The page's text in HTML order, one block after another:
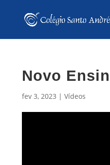
Novo
fev 3, 2023 | Vídeos